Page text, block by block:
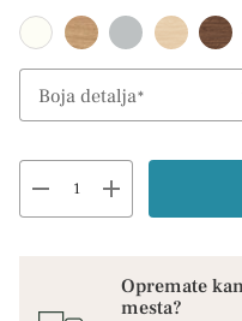
Boja detalja
Select Option
remove add
Opremate
mesta?